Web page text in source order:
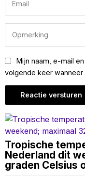
Mijn naam, e-mail
volgende keer wanneer
Tropische
Nederland dit
graden Celsius